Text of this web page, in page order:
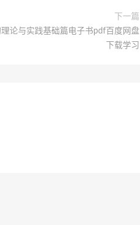
下一篇
论与实践基础篇电子书pdf百度网盘
下载学习